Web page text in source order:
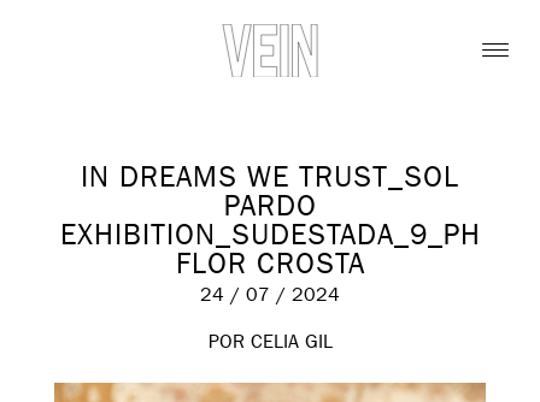
IN DREAMS WE TRUST_SOL
PARDO
EXHIBITION_SUDESTADA_9_PH
FLOR CROSTA
24 / 07 / 2024
POR CELIA GIL